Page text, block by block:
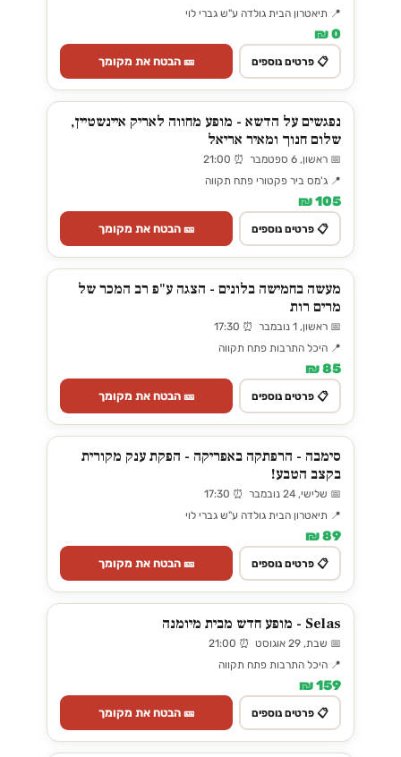
📍 תיאטרון הבית גולדה ע"ש גברי לוי
0 ₪
📋 פרטים נוספים 🎫 הבטח את מקומך
נפגשים על הדשא - מופע מחווה לאריק איינשטיין,
שלום חנוך ומאיר אריאל
📅 ראשון, 6 ספטמבר ⏰ 21:00
📍 ג'מס ביר פקטורי פתח תקווה
105 ₪
📋 פרטים נוספים 🎫 הבטח את מקומך
מעשה בחמישה בלונים - הצגה ע"פ רב המכר של
מרים רות
📅 ראשון, 1 נובמבר ⏰ 17:30
📍 היכל התרבות פתח תקווה
85 ₪
📋 פרטים נוספים 🎫 הבטח את מקומך
סימבה - הרפתקה באפריקה - הפקת ענק מקורית
בקצב הטבע!
📅 שלישי, 24 נובמבר ⏰ 17:30
📍 תיאטרון הבית גולדה ע"ש גברי לוי
89 ₪
📋 פרטים נוספים 🎫 הבטח את מקומך
Selas - מופע חדש מבית מיומנה
📅 שבת, 29 אוגוסט ⏰ 21:00
📍 היכל התרבות פתח תקווה
159 ₪
📋 פרטים נוספים 🎫 הבטח את מקומך